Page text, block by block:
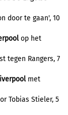
door te gaan', 10
op het
tegen Rangers, 7
met
Tobias Stieler, 5